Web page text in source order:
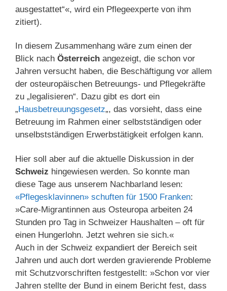
ausgestattet“«, wird ein Pflegeexperte von ihm
zitiert).
In diesem Zusammenhang wäre zum einen der
Blick nach Österreich angezeigt, die schon vor
Jahren versucht haben, die Beschäftigung vor allem
der osteuropäischen Betreuungs- und Pflegekräfte
zu „legalisieren“. Dazu gibt es dort ein
„ Hausbetreuungsgesetz„, das vorsieht, dass eine
Betreuung im Rahmen einer selbstständigen oder
unselbstständigen Erwerbstätigkeit erfolgen kann.
Hier soll aber auf die aktuelle Diskussion in der
Schweiz hingewiesen werden. So konnte man
diese Tage aus unserem Nachbarland lesen:
«Pflegesklavinnen» schuften für 1500 Franken:
»Care-Migrantinnen aus Osteuropa arbeiten 24
Stunden pro Tag in Schweizer Haushalten – oft für
einen Hungerlohn. Jetzt wehren sie sich.«
Auch in der Schweiz expandiert der Bereich seit
Jahren und auch dort werden gravierende Probleme
mit Schutzvorschriften festgestellt: »Schon vor vier
Jahren stellte der Bund in einem Bericht fest, dass